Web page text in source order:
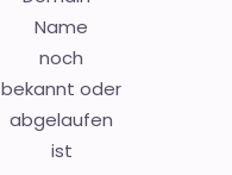
Name
noch
bekannt oder
abgelaufen
ist